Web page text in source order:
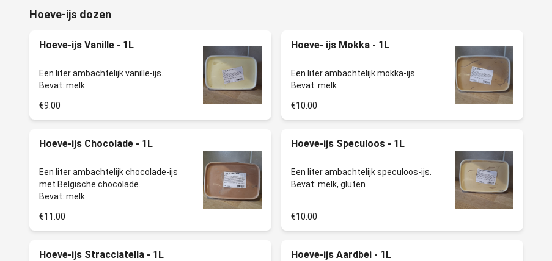
Hoeve-ijs dozen
Hoeve-ijs Vanille - 1L
Een liter ambachtelijk vanille-ijs.
€9.00
Hoeve- ijs Mokka - 1L
Een liter ambachtelijk mokka-ijs.
€10.00
Hoeve-ijs Chocolade - 1L
Een liter ambachtelijk chocolade-ijs
met Belgische chocolade.
€11.00
Hoeve-ijs Speculoos - 1L
Een liter ambachtelijk speculoos-ijs.
€10.00
Hoeve-ijs Stracciatella - 1L Hoeve-ijs Aardbei - 1L